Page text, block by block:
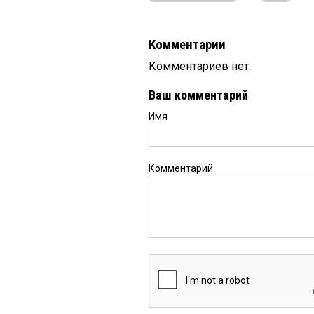
Комментарии
Комментариев нет.
Ваш комментарий
Имя
Комментарий